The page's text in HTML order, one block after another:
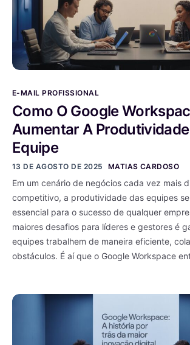
E-MAIL PROFISSIONAL
Como O Google
Aumentar A
Equipe
13 DE AGOSTO DE 2025 MATIAS CARDOSO
Em um cenário de negócios cada vez mais
competitivo, a produtividade das equipes
essencial para o sucesso de qualquer
maiores desafios para líderes e gestores é
equipes trabalhem de maneira eficiente,
obstáculos. É aí que o Google Workspace